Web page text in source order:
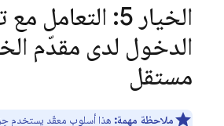
الخيار 5:
الدخول لدى مقدّم
مستقل
ملاحظة مهمة: